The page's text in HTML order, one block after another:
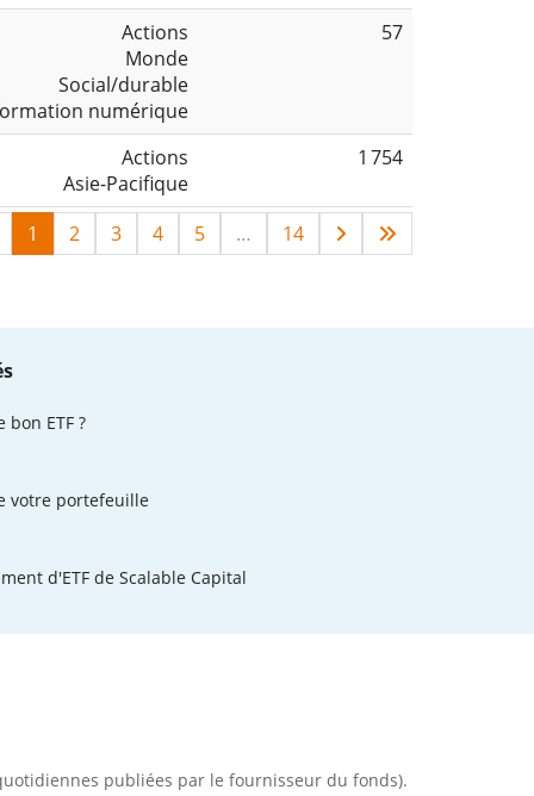
Actions
Monde
Social/durable
numérique
57
Actions
Asie-Pacifique
1 754
1 2 3 4 5 … 14
ETF ?
votre portefeuille
d'ETF de Scalable Capital
publiées par le fournisseur du fonds).